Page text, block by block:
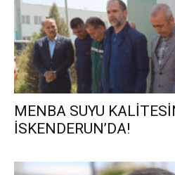
MENBA SUYU
İSKENDERUN’DA!